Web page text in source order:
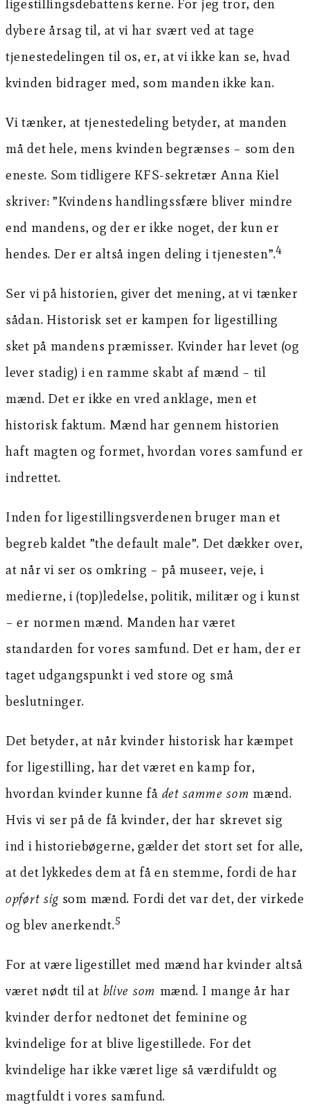
ligestillingsdebattens kerne. For jeg tror, den
dybere årsag til, at vi har svært ved at tage
tjenestedelingen til os, er, at vi ikke kan se, hvad
kvinden bidrager med, som manden ikke kan.
Vi tænker, at tjenestedeling betyder, at manden
må det hele, mens kvinden begrænses – som den
eneste. Som tidligere KFS-sekretær Anna Kiel
skriver: ”Kvindens handlingssfære bliver mindre
end mandens, og der er ikke noget, der kun er
hendes. Der er altså ingen deling i tjenesten”.4
Ser vi på historien, giver det mening, at vi tænker
sådan. Historisk set er kampen for ligestilling
sket på mandens præmisser. Kvinder har levet (og
lever stadig) i en ramme skabt af mænd – til
mænd. Det er ikke en vred anklage, men et
historisk faktum. Mænd har gennem historien
haft magten og formet, hvordan vores samfund er
indrettet.
Inden for ligestillingsverdenen bruger man et
begreb kaldet ”the default male”. Det dækker over,
at når vi ser os omkring – på museer, veje, i
medierne, i (top)ledelse, politik, militær og i kunst
– er normen mænd. Manden har været
standarden for vores samfund. Det er ham, der er
taget udgangspunkt i ved store og små
beslutninger.
Det betyder, at når kvinder historisk har kæmpet
for ligestilling, har det været en kamp for,
hvordan kvinder kunne få det samme som mænd.
Hvis vi ser på de få kvinder, der har skrevet sig
ind i historiebøgerne, gælder det stort set for alle,
at det lykkedes dem at få en stemme, fordi de har
opført sig som mænd. Fordi det var det, der virkede
og blev anerkendt.5
For at være ligestillet med mænd har kvinder altså
været nødt til at blive som mænd. I mange år har
kvinder derfor nedtonet det feminine og
kvindelige for at blive ligestillede. For det
kvindelige har ikke været lige så værdifuldt og
magtfuldt i vores samfund.